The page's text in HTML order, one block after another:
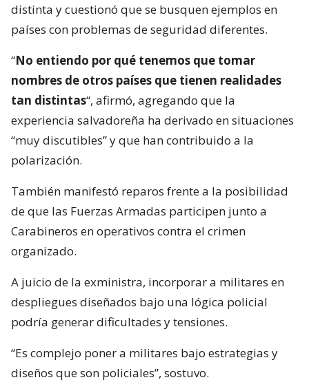
distinta y cuestionó que se busquen ejemplos en
países con problemas de seguridad diferentes.
“No entiendo por qué tenemos que tomar
nombres de otros países que tienen realidades
tan distintas“, afirmó, agregando que la
experiencia salvadoreña ha derivado en situaciones
“muy discutibles” y que han contribuido a la
polarización.
También manifestó reparos frente a la posibilidad
de que las Fuerzas Armadas participen junto a
Carabineros en operativos contra el crimen
organizado.
A juicio de la exministra, incorporar a militares en
despliegues diseñados bajo una lógica policial
podría generar dificultades y tensiones.
“Es complejo poner a militares bajo estrategias y
diseños que son policiales”, sostuvo.